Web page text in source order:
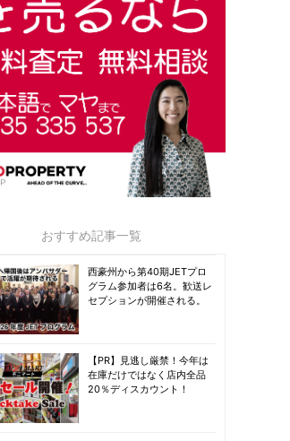
おすすめ記事一覧
西豪州から第40期JETプロ
グラム参加者は6名。歓送レ
セプションが開催される。
【PR】見逃し厳禁！今年は
在庫だけではなく店内全品
20％ディスカウント！